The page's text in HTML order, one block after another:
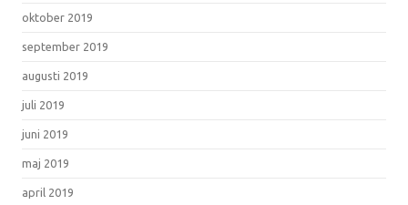
oktober 2019
september 2019
augusti 2019
juli 2019
juni 2019
maj 2019
april 2019